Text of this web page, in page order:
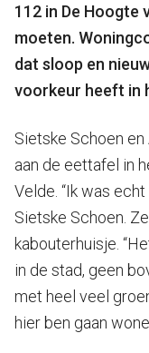
112 in De Hoogte
moeten.
dat sloop en
voorkeur heeft in
Sietske Schoen
aan de eettafel in
Velde. “Ik was
Sietske Schoen.
kabouterhuisje.
in de stad, geen
met heel veel
hier ben gaan